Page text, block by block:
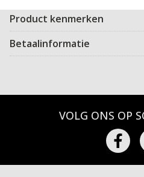
Product kenmerken
Betaalinformatie
VOLG ONS OP